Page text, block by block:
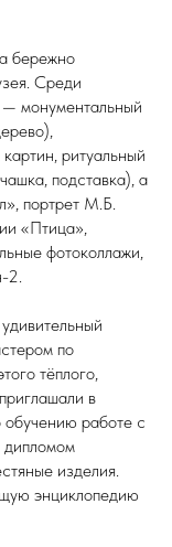
бережно
Среди
монументальный
ритуальный
подставка), а
портрет М.Б.
«Птица»,
фотоколлажи,
2.
по
тёплого,
в
работе с
дипломом
изделия.
энциклопедию